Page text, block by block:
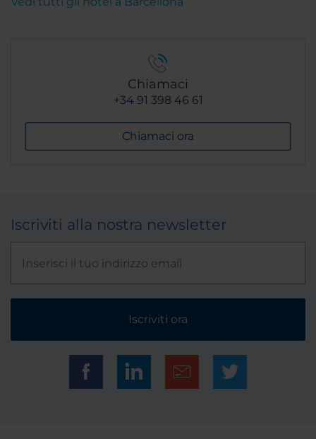
Chiamaci
+34 91 398 46 61
Chiamaci ora
Iscriviti alla nostra newsletter
Iscriviti ora